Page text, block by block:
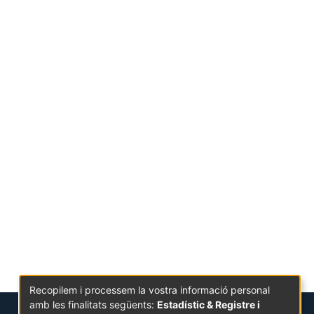
Recopilem i processem la vostra informació personal
amb les finalitats següents: Estadístic & Registre i